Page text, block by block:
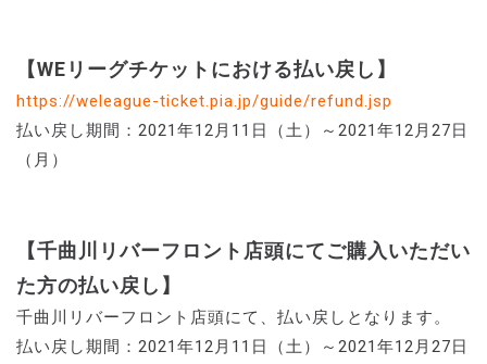
【WEリーグチケットにおける払い戻し】
https://weleague-ticket.pia.jp/guide/refund.jsp
払い戻し期間：2021年12月11日（土）～2021年12月27日
（月）
【千曲川リバーフロント店頭にてご購入いただい
た方の払い戻し】
千曲川リバーフロント店頭にて、払い戻しとなります。
払い戻し期間：2021年12月11日（土）～2021年12月27日